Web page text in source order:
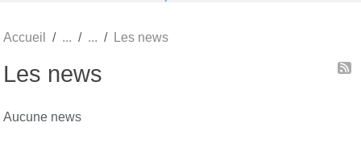
Accueil Les news
Les news
Aucune news